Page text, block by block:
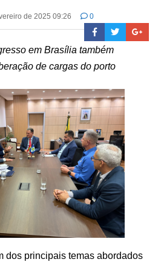
de 2025 09:26 0
em Brasília também
de cargas do porto
dos principais temas abordados